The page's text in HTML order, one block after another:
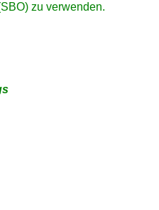
zu verwenden.